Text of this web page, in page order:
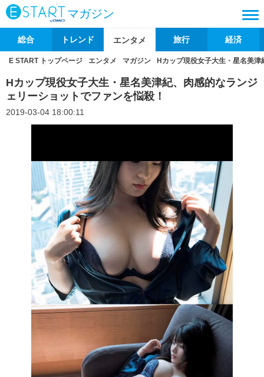
マガジン
総合 トレンド エンタメ 旅行 経済
E START トップページ エンタメ マガジン Hカップ現役女子大生・星名美
Hカップ現役女子大生・星名美津紀、肉感的なランジ
ェリーショットでファンを悩殺！
2019-03-04 18:00:11